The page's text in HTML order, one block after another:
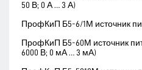
50 В; 0 А … 3 А)
ПрофКиП Б5-6/1М источник
ПрофКиП Б5-60М источник
6000 В; 0 мА … 3 мА)